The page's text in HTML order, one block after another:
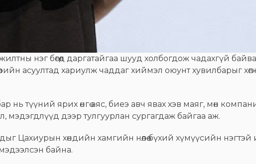
нэг бөгөөд даргатайгаа шууд холбогдож чадахгүй
асуултад хариулж чаддаг хиймэл оюунт хувилбарыг
нь түүний ярих өнгө аяс, биеэ авч явах хэв маяг, мөн
мэдэгдлүүд дээр тулгуурлан сургагдаж байгаа аж.
Цахиурын хөндийн хамгийн нөлөө бүхий хүмүүсийн
байна.